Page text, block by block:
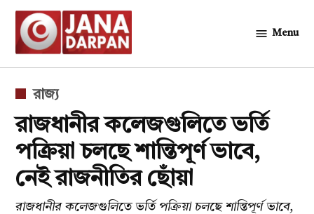
Skip
content
Menu
POSTED
রাজ্য
রাজধানীর কলেজগুলিতে ভর্তি
পক্রিয়া চলছে শান্তিপূর্ণ ভাবে,
নেই রাজনীতির ছোঁয়া
রাজধানীর কলেজগুলিতে ভর্তি পক্রিয়া চলছে শান্তিপূর্ণ ভাবে,